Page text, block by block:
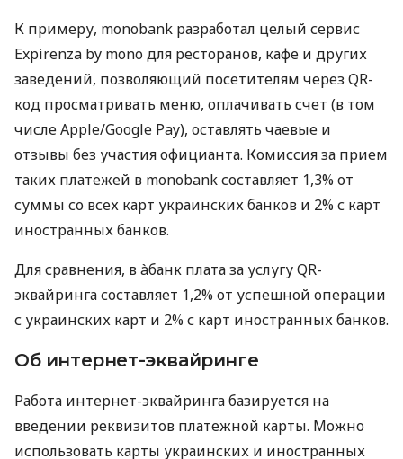
К примеру, monobank разработал целый сервис
Expirenza by mono для ресторанов, кафе и других
заведений, позволяющий посетителям через QR-
код просматривать меню, оплачивать счет (в том
числе Apple/Google Pay), оставлять чаевые и
отзывы без участия официанта. Комиссия за прием
таких платежей в monobank составляет 1,3% от
суммы со всех карт украинских банков и 2% с карт
иностранных банков.
Для сравнения, в àбанк плата за услугу QR-
эквайринга составляет 1,2% от успешной операции
с украинских карт и 2% с карт иностранных банков.
Об интернет-эквайринге
Работа интернет-эквайринга базируется на
введении реквизитов платежной карты. Можно
использовать карты украинских и иностранных